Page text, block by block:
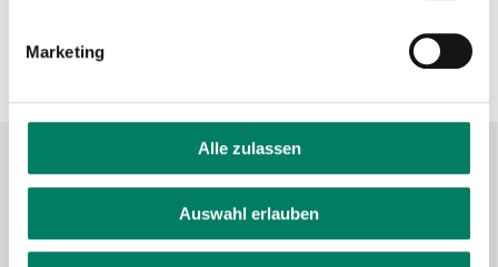
Marketing
Alle zulassen
Auswahl erlauben
+49 221 20808-0
Kontaktformular
FAQ